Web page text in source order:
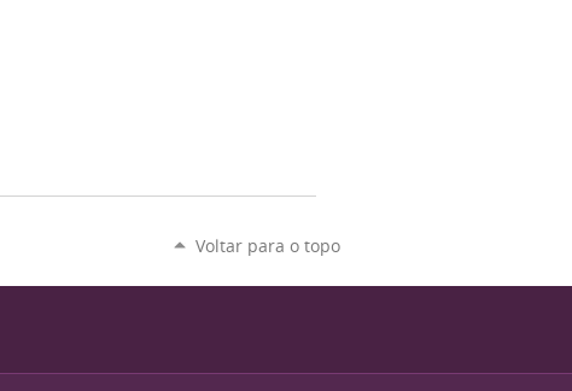
Voltar para o topo